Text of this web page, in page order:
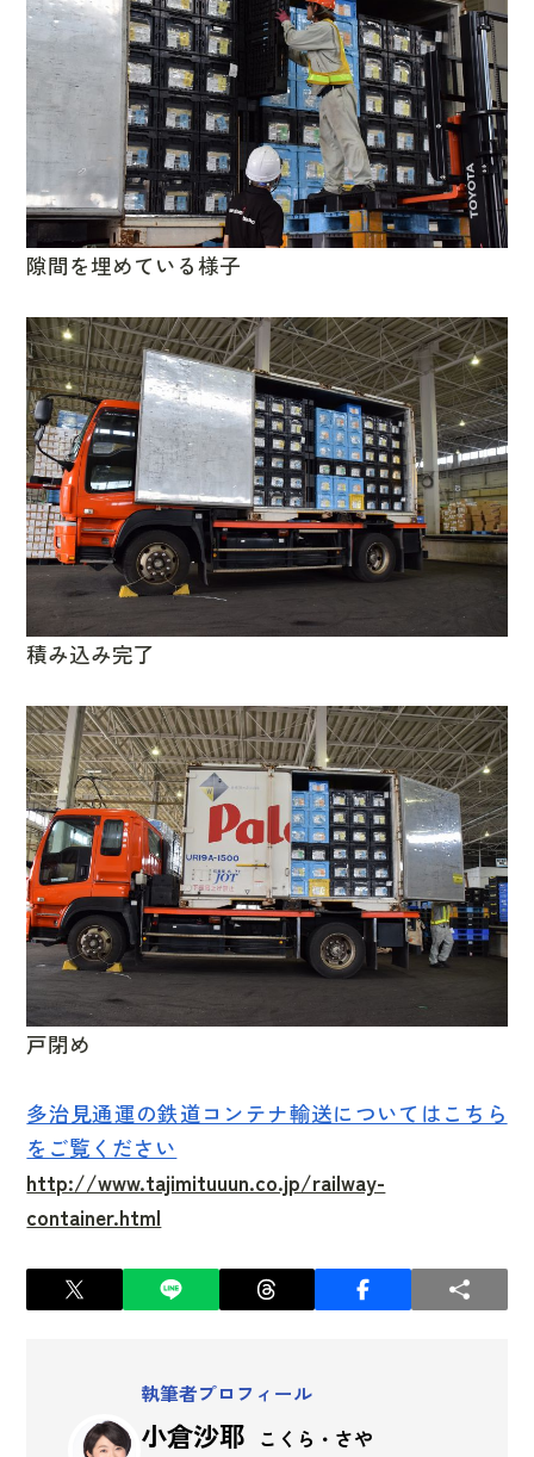
隙間を埋めている様子
積み込み完了
戸閉め
多治見通運の鉄道コンテナ輸送についてはこちら
をご覧ください
http://www.tajimituuun.co.jp/railway-
container.html
執筆者プロフィール
小倉沙耶
こくら・さや